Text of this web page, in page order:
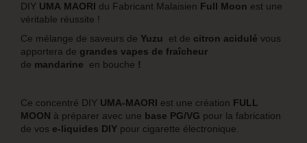
DIY UMA MAORI du Fabricant Malaisien Full Moon est une
véritable réussite !
Ce mélange de saveurs de Yuzu et de citron acidulé vous
apportera de grandes vapes de fraîcheur
de mandarine en bouche !
Ce concentré DIY UMA-MAORI est une création FULL
MOON à préparer avec une base PG/VG pour la fabrication
de vos e-liquides DIY pour cigarette électronique.